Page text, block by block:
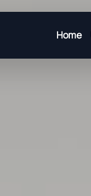
Home